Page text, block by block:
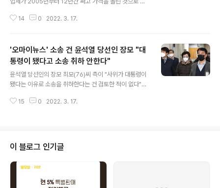
고기값 담합을 적발하면서 조사한 결과 치킨, 닭볶음탕에
걸 막기 위해 시중 공급량도 줄였습니다. 생닭을 냉동해 비
축하거나 병아리를 없애기도 했습니다. 이렇게 서로 짜고
가격을 올린 국내 닭고기 업체들에게 공정위는 16개 업체
에 대해 1758억 원의 과징금을 부과하고, 과거 법 위반 전
습니다. 이번 조치는 12년 장기간에 걸쳐 광범위한 수단을
14 0 2022. 3. 17.
'오마이뉴스' 소송 건 윤석열 당선인 장모 "대
통령이 됐다고 소송 취하 안한다"
윤석열 당선인의 장모 최모(76)씨 측이 "사위가 대통령이
됐다는 이유로 소송을 취하한다는 건 검토한 적이 없다"고
산에 집착했다'는 제목의 기사를 보도한 오마이뉴스와 소
는 등의 방식으로 재산을 불렸다는 내용이 담겨있습니다.
최씨 측은 16일 소송 첫 변론기일에서 "오마이뉴스는 최소
한의 언론 윤리를 다하지 않았고 그 과정에서 원고의 인격
뉴스 측은 "기사 내용은 사실적 주장이 아니라 의견 표명에
15 0 2022. 3. 17.
이 블로그 인기글